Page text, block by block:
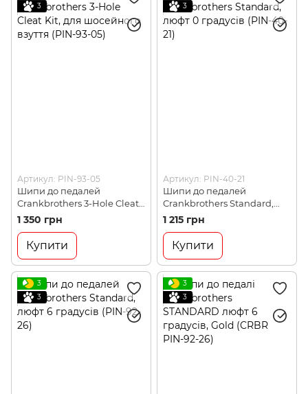
3
Артикул: PIN-93-05
Шипи до педалей
Crankbrothers 3-Hole Cleat
Kit, для шосейного взуття
(PIN-93-05)
1 350 грн
Купити
3
Артикул: PIN-40-21
Шипи до педалей
Crankbrothers Standard,
люфт 0 градусів (PIN-40-21)
1 215 грн
Купити
3
3
3
3